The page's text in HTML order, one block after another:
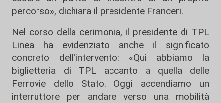
percorso», dichiara il presidente Franceri.
Nel corso della cerimonia, il presidente di TPL
Linea ha evidenziato anche il significato
concreto dell'intervento: «Qui abbiamo la
biglietteria di TPL accanto a quella delle
Ferrovie dello Stato. Oggi accendiamo un
interruttore per andare verso una mobilità